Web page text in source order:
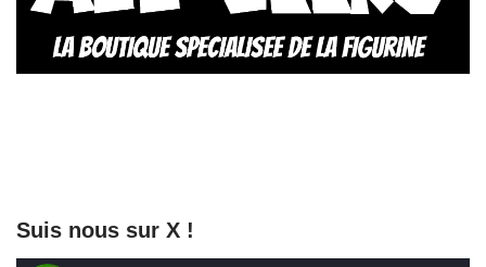
Suis nous sur X !